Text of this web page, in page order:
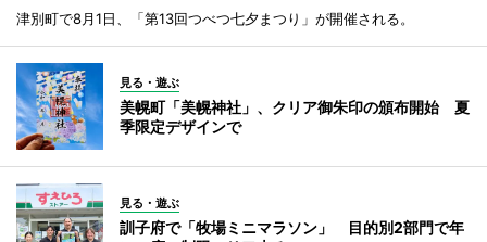
津別町で8月1日、「第13回つべつ七夕まつり」が開催される。
見る・遊ぶ
美幌町「美幌神社」、クリア御朱印の頒布開始 夏
季限定デザインで
見る・遊ぶ
訓子府で「牧場ミニマラソン」 目的別2部門で年